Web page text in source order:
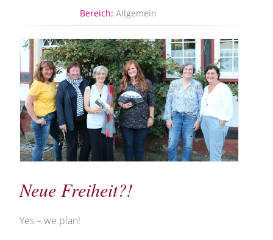
Bereich: Allgemein
Neue Freiheit?!
Yes – we plan!